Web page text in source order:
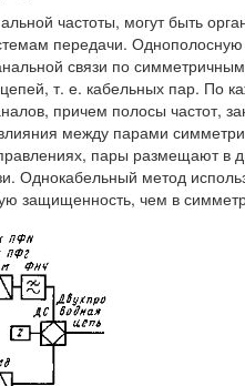
частоты, могут быть
передачи.
связи по
т. е. кабельных пар. По
причем полосы частот,
между парами
пары размещают в
Однокабельный метод
защищенность, чем в